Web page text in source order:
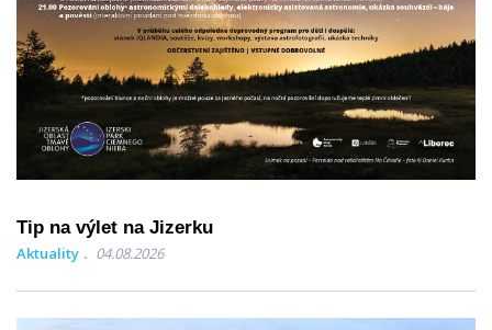
Tip na výlet na Jizerku
Aktuality 04.08.2026